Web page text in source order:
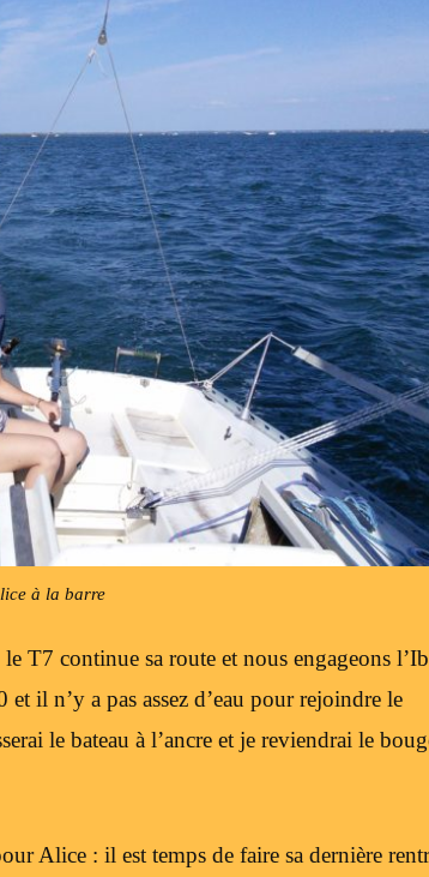
à la barre
T7 continue sa route et nous engageons
il n’y a pas assez d’eau pour rejoindre le
le bateau à l’ancre et je reviendrai le
Alice : il est temps de faire sa dernière